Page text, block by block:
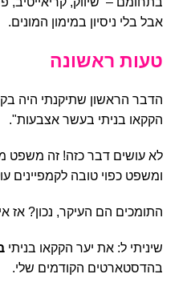
אבל בלי ניסיון במימון המונים.
טעות ראשונה
הדבר הראשון שתיקנתי היה
הקקאו בניתי בעשר אצבעות".
לא עושים דבר כזה! זה משפט
ומשפט כפוי טובה לקמפיינים
התומכים הם העיקר, נכון?
שיניתי ל: את יער הקקאו בניתי
בהדסטארטים הקודמים שלי.